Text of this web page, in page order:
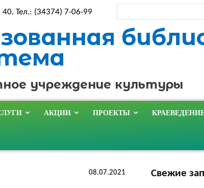
40. Тел.: (34374) 7-06-99
учреждение культуры
АКЦИИ ПРОЕКТЫ
08.07.2021 Свежие